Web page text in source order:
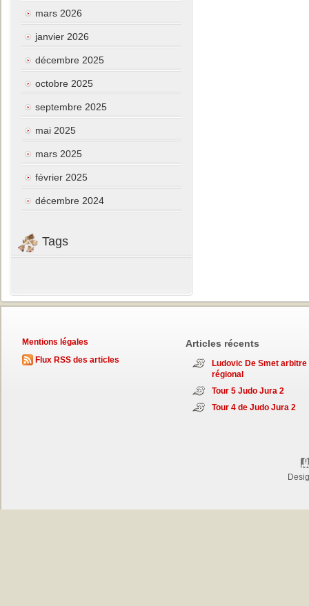
mars 2026
janvier 2026
décembre 2025
octobre 2025
septembre 2025
mai 2025
mars 2025
février 2025
décembre 2024
Tags
Mentions légales
Flux RSS des articles
Articles récents
Ludovic De Smet arbitre
régional
Tour 5 Judo Jura 2
Tour 4 de Judo Jura 2